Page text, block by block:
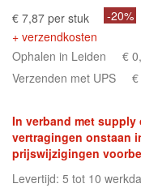
€ 7,87 per stuk
-20%
+ verzendkosten
Ophalen in Leiden
€
Verzenden met UPS
€
In verband met
vertragingen onstaan
prijswijzigingen
Levertijd: 5 tot 10